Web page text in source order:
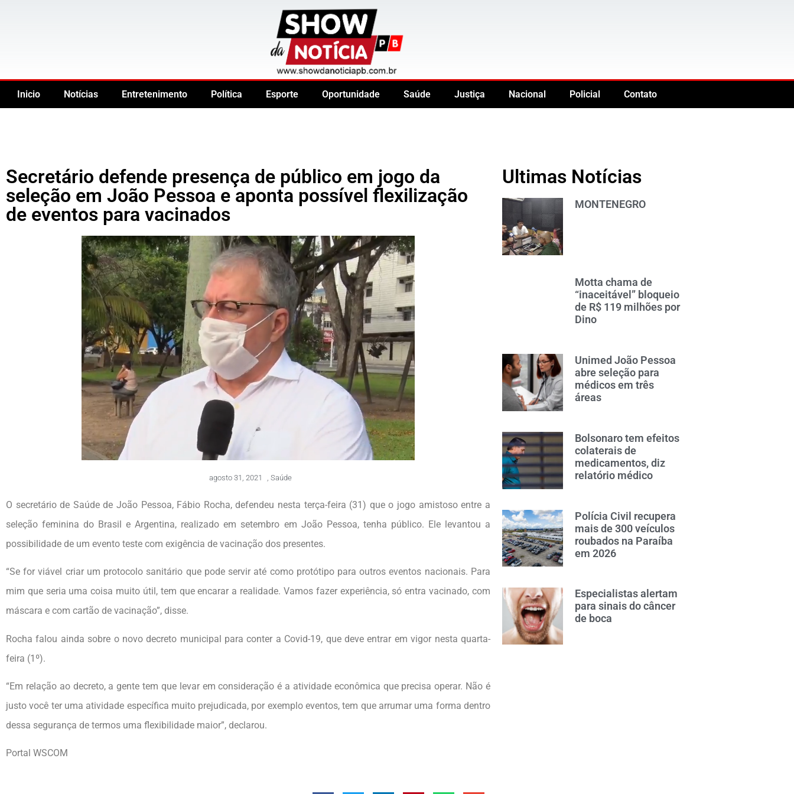
Inicio Notícias Entretenimento Política Esporte Oportunidade Saúde Justiça Nacional Policial Contato
Secretário defende presença de público em jogo da
seleção em João Pessoa e aponta possível flexilização
de eventos para vacinados
agosto 31, 2021 Saúde
O secretário de Saúde de João Pessoa, Fábio Rocha, defendeu nesta terça-feira (31) que o jogo amistoso entre a
seleção feminina do Brasil e Argentina, realizado em setembro em João Pessoa, tenha público. Ele levantou a
possibilidade de um evento teste com exigência de vacinação dos presentes.
“Se for viável criar um protocolo sanitário que pode servir até como protótipo para outros eventos nacionais. Para
mim que seria uma coisa muito útil, tem que encarar a realidade. Vamos fazer experiência, só entra vacinado, com
máscara e com cartão de vacinação”, disse.
Rocha falou ainda sobre o novo decreto municipal para conter a Covid-19, que deve entrar em vigor nesta quarta-
feira (1º).
“Em relação ao decreto, a gente tem que levar em consideração é a atividade econômica que precisa operar. Não é
justo você ter uma atividade específica muito prejudicada, por exemplo eventos, tem que arrumar uma forma dentro
dessa segurança de termos uma flexibilidade maior”, declarou.
Portal WSCOM
Ultimas Notícias
MONTENEGRO
Motta chama de
“inaceitável” bloqueio
de R$ 119 milhões por
Dino
Unimed João Pessoa
abre seleção para
médicos em três
áreas
Bolsonaro tem efeitos
colaterais de
medicamentos, diz
relatório médico
Polícia Civil recupera
mais de 300 veículos
roubados na Paraíba
em 2026
Especialistas alertam
para sinais do câncer
de boca